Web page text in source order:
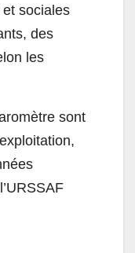
sociales
des
les
sont